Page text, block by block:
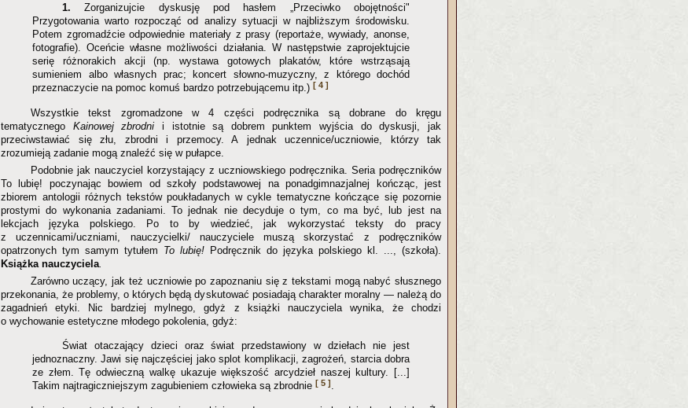
1.Zorganizujcie dyskusję pod hasłem „Przeciwko obojętności"
Przygotowania warto rozpocząć od analizy sytuacji w najbliższym środowisku.
Potem zgromadźcie odpowiednie materiały z prasy (reportaże, wywiady, anonse,
fotografie). Oceńcie własne możliwości działania. W następstwie zaprojektujcie
serię różnorakich akcji (np. wystawa gotowych plakatów, które wstrząsają
sumieniem albo własnych prac; koncert słowno-muzyczny, z którego dochód
przeznaczycie na pomoc komuś bardzo potrzebującemu itp.) [ 4 ]
Wszystkie tekst zgromadzone w 4 części podręcznika są dobrane do kręgu
tematycznego Kainowej zbrodni i istotnie są dobrem punktem wyjścia do dyskusji, jak
przeciwstawiać się złu, zbrodni i przemocy. A jednak uczennice/uczniowie, którzy tak
zrozumieją zadanie mogą znaleźć się w pułapce.
Podobnie jak nauczyciel korzystający z uczniowskiego podręcznika. Seria podręczników
To lubię! poczynając bowiem od szkoły podstawowej na ponadgimnazjalnej kończąc, jest
zbiorem antologii różnych tekstów poukładanych w cykle tematyczne kończące się pozornie
prostymi do wykonania zadaniami. To jednak nie decyduje o tym, co ma być, lub jest na
lekcjach języka polskiego. Po to by wiedzieć, jak wykorzystać teksty do pracy
z uczennicami/uczniami, nauczycielki/ nauczyciele muszą skorzystać z podręczników
opatrzonych tym samym tytułem To lubię! Podręcznik do języka polskiego kl. ..., (szkoła).
Książka nauczyciela
Zarówno uczący, jak też uczniowie po zapoznaniu się z tekstami mogą nabyć słusznego
przekonania, że problemy, o których będą dyskutować posiadają charakter moralny — należą do
zagadnień etyki. Nic bardziej mylnego, gdyż z książki nauczyciela wynika, że chodzi
o wychowanie estetyczne młodego pokolenia, gdyż:
Świat otaczający dzieci oraz świat przedstawiony w dziełach nie jest
jednoznaczny. Jawi się najczęściej jako splot komplikacji, zagrożeń, starcia dobra
ze złem. Tę odwieczną walkę ukazuje większość arcydzieł naszej kultury. [...]
Takim najtragiczniejszym zagubieniem człowieka są zbrodnie [ 5 ]